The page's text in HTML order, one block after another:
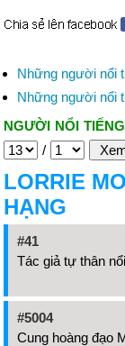
Những người nổi
Những người nổi
NGƯỜI NỔI
/
LORRIE
HẠNG
#41
Tác giả tự thân
#5004
Cung hoàng đạo